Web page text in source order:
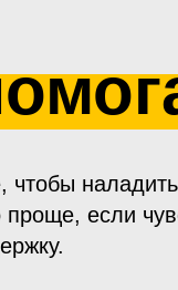
наладить
если